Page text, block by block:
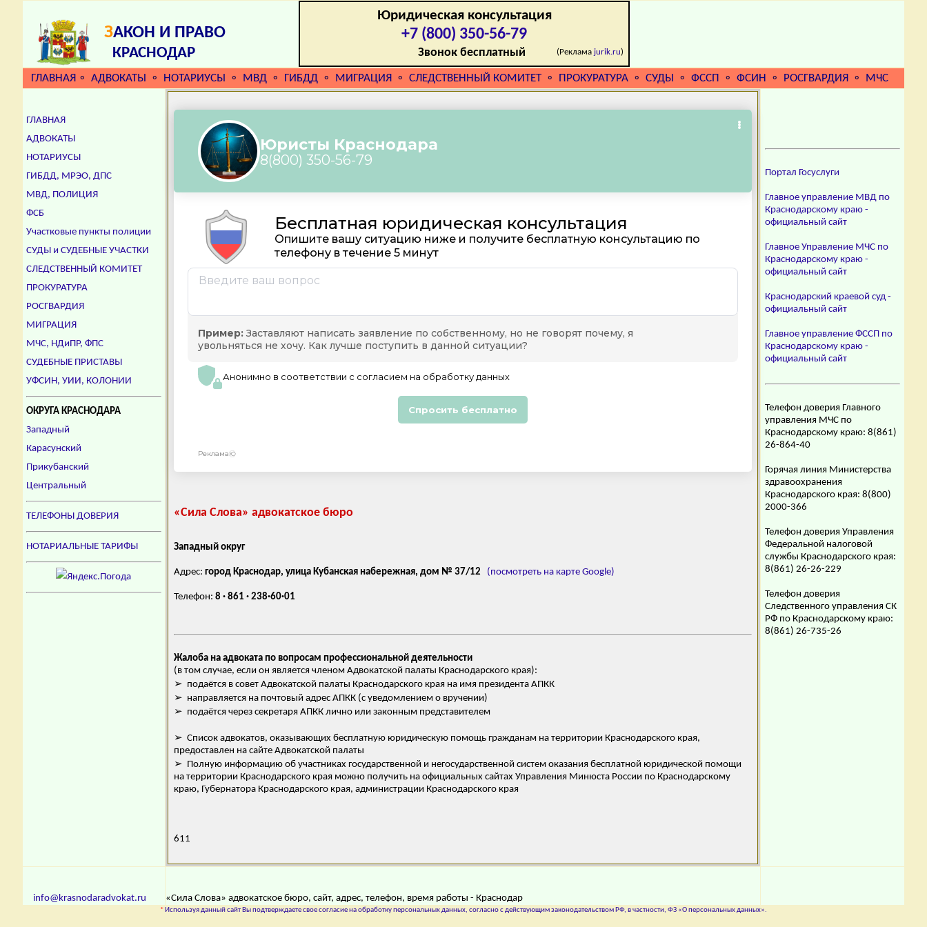
ЗАКОН И ПРАВО
КРАСНОДАР
Юридическая консультация
+7 (800) 350-56-79
Звонок бесплатный (Реклама jurik.ru)
ГЛАВНАЯ ⚬ АДВОКАТЫ ⚬ НОТАРИУСЫ ⚬ МВД ⚬ ГИБДД ⚬ МИГРАЦИЯ ⚬ СЛЕДСТВЕННЫЙ КОМИТЕТ ⚬ ПРОКУРАТУРА ⚬ СУДЫ ⚬ ФССП ⚬ ФСИН ⚬ РОСГВАРДИЯ ⚬ МЧС
ГЛАВНАЯ
АДВОКАТЫ
НОТАРИУСЫ
ГИБДД, МРЭО, ДПС
МВД, ПОЛИЦИЯ
ФСБ
Участковые пункты полиции
СУДЫ и СУДЕБНЫЕ УЧАСТКИ
СЛЕДСТВЕННЫЙ КОМИТЕТ
ПРОКУРАТУРА
РОСГВАРДИЯ
МИГРАЦИЯ
МЧС, НДиПР, ФПС
СУДЕБНЫЕ ПРИСТАВЫ
УФСИН, УИИ, КОЛОНИИ
ОКРУГА КРАСНОДАРА
Западный
Карасунский
Прикубанский
Центральный
ТЕЛЕФОНЫ ДОВЕРИЯ
НОТАРИАЛЬНЫЕ ТАРИФЫ
«Сила Слова» адвокатское бюро
Западный округ
Адрес: город Краснодар, улица Кубанская набережная, дом № 37/12 (посмотреть на карте Google)
Телефон: 8 · 861 · 238·60·01
Жалоба на адвоката по вопросам профессиональной деятельности
(в том случае, если он является членом Адвокатской палаты Краснодарского края):
➢ подаётся в совет Адвокатской палаты Краснодарского края на имя президента АПКК
➢ направляется на почтовый адрес АПКК (c уведомлением о вручении)
➢ подаётся через секретаря АПКК лично или законным представителем
➢ Список адвокатов, оказывающих бесплатную юридическую помощь гражданам на территории Краснодарского края,
предоставлен на сайте Адвокатской палаты
➢ Полную информацию об участниках государственной и негосударственной систем оказания бесплатной юридической помощи
на территории Краснодарского края можно получить на официальных сайтах Управления Минюста России по Краснодарскому
краю, Губернатора Краснодарского края, администрации Краснодарского края
611
Портал Госуслуги
Главное управление МВД по
Краснодарскому краю -
официальный сайт
Главное Управление МЧС по
Краснодарскому краю -
официальный сайт
Краснодарский краевой суд -
официальный сайт
Главное управление ФССП по
Краснодарскому краю -
официальный сайт
Телефон доверия Главного
управления МЧС по
Краснодарскому краю: 8(861)
26-864-40
Горячая линия Министерства
здравоохранения
Краснодарского края: 8(800)
2000-366
Телефон доверия Управления
Федеральной налоговой
службы Краснодарского края:
8(861) 26-26-229
Телефон доверия
Следственного управления СК
РФ по Краснодарскому краю:
8(861) 26-735-26
info@krasnodaradvokat.ru «Сила Слова» адвокатское бюро, сайт, адрес, телефон, время работы - Краснодар
* Используя данный сайт Вы подтверждаете свое согласие на обработку персональных данных, согласно с действующим законодательством РФ, в частности, ФЗ «О персональных данных».